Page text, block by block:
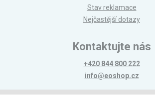
Stav reklamace
Nejčastější dotazy
Kontaktujte nás
+420 844 800 222
info@eoshop.cz